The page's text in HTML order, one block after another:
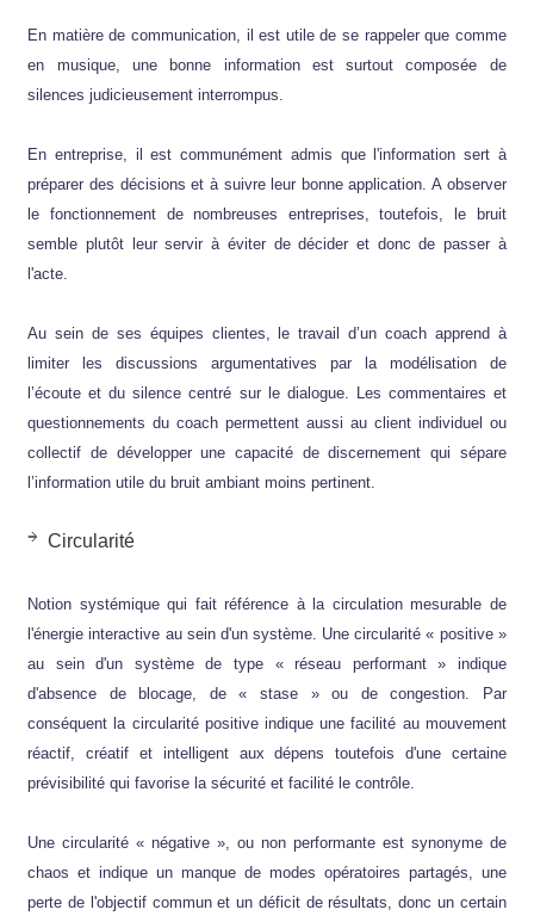
En matière de communication, il est utile de se rappeler que comme
en musique, une bonne information est surtout composée de
silences judicieusement interrompus.
En entreprise, il est communément admis que l'information sert à
préparer des décisions et à suivre leur bonne application. A observer
le fonctionnement de nombreuses entreprises, toutefois, le bruit
semble plutôt leur servir à éviter de décider et donc de passer à
l'acte.
Au sein de ses équipes clientes, le travail d’un coach apprend à
limiter les discussions argumentatives par la modélisation de
l’écoute et du silence centré sur le dialogue. Les commentaires et
questionnements du coach permettent aussi au client individuel ou
collectif de développer une capacité de discernement qui sépare
l’information utile du bruit ambiant moins pertinent.
Circularité
Notion systémique qui fait référence à la circulation mesurable de
l'énergie interactive au sein d'un système. Une circularité « positive »
au sein d'un système de type « réseau performant » indique
d'absence de blocage, de « stase » ou de congestion. Par
conséquent la circularité positive indique une facilité au mouvement
réactif, créatif et intelligent aux dépens toutefois d'une certaine
prévisibilité qui favorise la sécurité et facilité le contrôle.
Une circularité « négative », ou non performante est synonyme de
chaos et indique un manque de modes opératoires partagés, une
perte de l'objectif commun et un déficit de résultats, donc un certain